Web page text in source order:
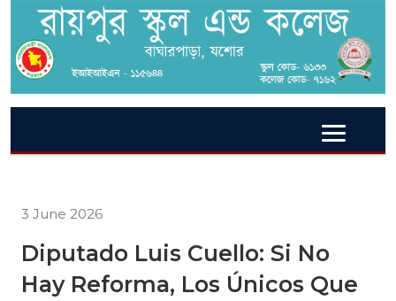
3 June 2026
Diputado Luis Cuello: Si No
Hay Reforma, Los Únicos Que